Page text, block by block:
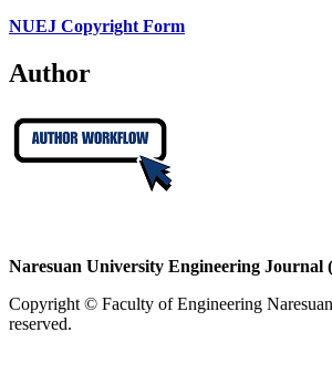
NUEJ Copyright Form
Author
Naresuan University Engineering Journal
Copyright © Faculty of Engineering
reserved.